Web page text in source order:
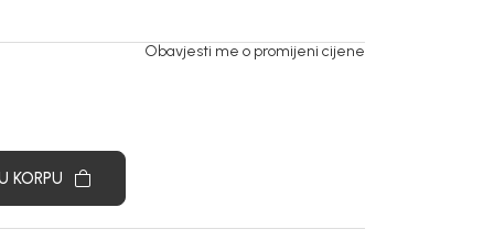
Obavjesti me o promijeni cijene
KORPU